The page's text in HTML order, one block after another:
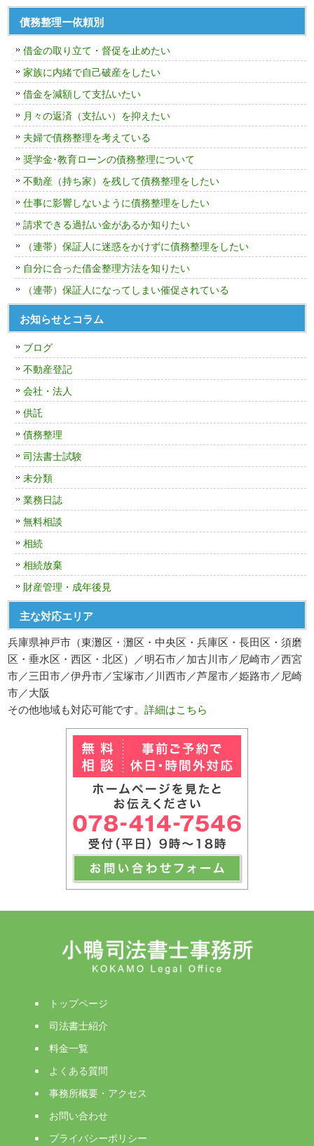
債務整理ー依頼別
借金の取り立て・督促を止めたい
家族に内緒で自己破産をしたい
借金を減額して支払いたい
月々の返済（支払い）を抑えたい
夫婦で債務整理を考えている
奨学金･教育ローンの債務整理について
不動産（持ち家）を残して債務整理をしたい
仕事に影響しないように債務整理をしたい
請求できる過払い金があるか知りたい
（連帯）保証人に迷惑をかけずに債務整理をしたい
自分に合った借金整理方法を知りたい
（連帯）保証人になってしまい催促されている
お知らせとコラム
ブログ
不動産登記
会社・法人
供託
債務整理
司法書士試験
未分類
業務日誌
無料相談
相続
相続放棄
財産管理・成年後見
主な対応エリア
兵庫県神戸市（東灘区・灘区・中央区・兵庫区・長田区・須磨
区・垂水区・西区・北区）／明石市／加古川市／尼崎市／西宮
市／三田市／伊丹市／宝塚市／川西市／芦屋市／姫路市／尼崎
市／大阪
その他地域も対応可能です。詳細はこちら
トップページ
司法書士紹介
料金一覧
よくある質問
事務所概要・アクセス
お問い合わせ
プライバシーポリシー